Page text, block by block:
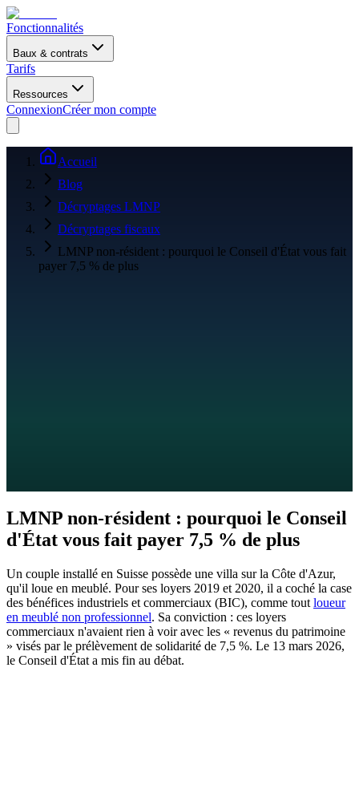
Fonctionnalités
Baux & contrats
Tarifs
Ressources
ConnexionCréer mon compte
Accueil
Blog
Décryptages LMNP
Décryptages fiscaux
LMNP non-résident : pourquoi le Conseil d'État vous fait
payer 7,5 % de plus
LMNP non-résident : pourquoi le Conseil
d'État vous fait payer 7,5 % de plus
Un couple installé en Suisse possède une villa sur la Côte d'Azur,
qu'il loue en meublé. Pour ses loyers 2019 et 2020, il a coché la case
des bénéfices industriels et commerciaux (BIC), comme tout loueur
en meublé non professionnel. Sa conviction : ces loyers
commerciaux n'avaient rien à voir avec les « revenus du patrimoine
» visés par le prélèvement de solidarité de 7,5 %. Le 13 mars 2026,
le Conseil d'État a mis fin au débat.